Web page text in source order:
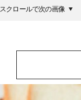
スクロールで次の画像